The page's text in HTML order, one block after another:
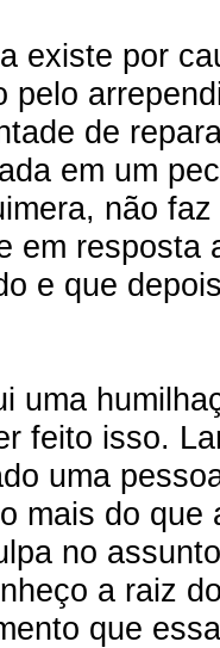
existe por
pelo
de
em um
não faz
em resposta
e que
uma
feito isso.
uma
mais do que
no
a raiz
que